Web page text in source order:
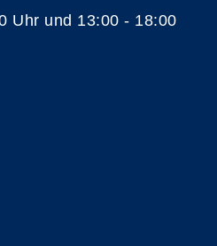
Uhr und 13:00 - 18:00